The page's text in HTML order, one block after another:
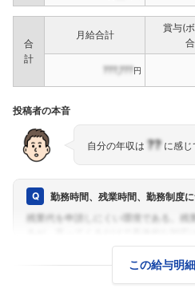
合
計
月給合計
賞与(
???,???円
投稿者の本音
自分の年収は ??に感じ
勤務時間、残業時間、勤務制度
この給与明